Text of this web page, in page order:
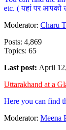
etc. ( यहां पर आपको
Moderator: Charu
Posts: 4,869
Topics: 65
Last post: April
Uttarakhand at a
Here you can find
Moderator: Meena